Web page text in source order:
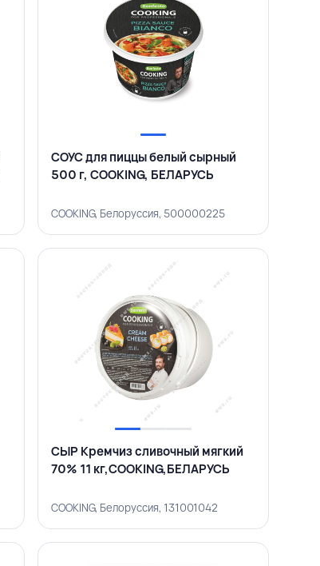
СОУС для пиццы белый сырный
500 г, COOKING, БЕЛАРУСЬ
COOKING, Белоруссия, 500000225
СЫР Кремчиз сливочный мягкий
70% 11 кг,COOKING,БЕЛАРУСЬ
COOKING, Белоруссия, 131001042